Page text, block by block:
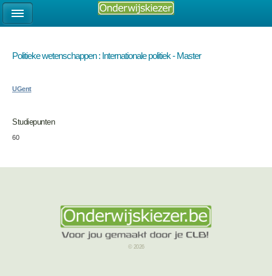
Politieke wetenschappen : Internationale politiek - Master
UGent
Studiepunten
60
© 2026